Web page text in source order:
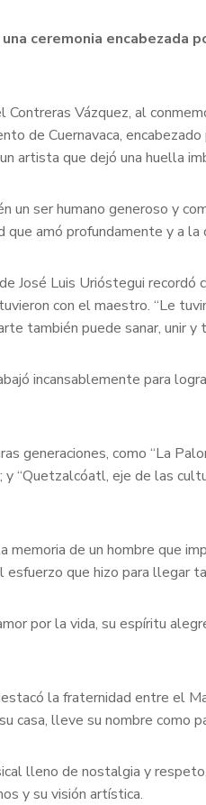
ceremonia encabezada
Vázquez, al
de Cuernavaca,
artista que dejó una huella
ser humano generoso y
que amó profundamente y a
Luis Urióstegui recordó
con el maestro. “Le
también puede sanar, unir y
incansablemente para
generaciones, como “La
“Quetzalcóatl, eje de las
de un hombre que
que hizo para llegar
por la vida, su espíritu
la fraternidad entre el
casa, lleve su nombre como
lleno de nostalgia y
y su visión artística.